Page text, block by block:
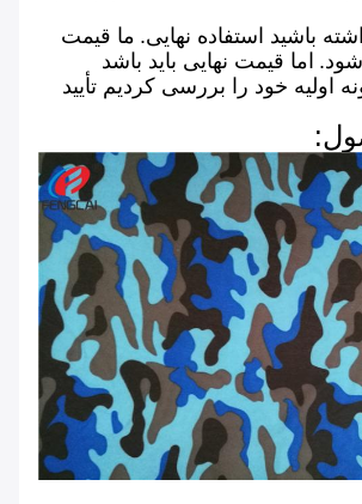
باشید استفاده نهایی. ما قیمت
اما قیمت نهایی باید باشد
اولیه خود را بررسی کردیم تأیید